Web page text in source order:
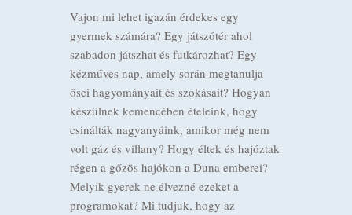
Vajon mi lehet igazán érdekes egy
gyermek számára? Egy játszótér ahol
szabadon játszhat és futkározhat? Egy
kézműves nap, amely során megtanulja
ősei hagyományait és szokásait? Hogyan
készülnek kemencében ételeink, hogy
csinálták nagyanyáink, amikor még nem
volt gáz és villany? Hogy éltek és hajóztak
régen a gőzös hajókon a Duna emberei?
Melyik gyerek ne élvezné ezeket a
programokat? Mi tudjuk, hogy az